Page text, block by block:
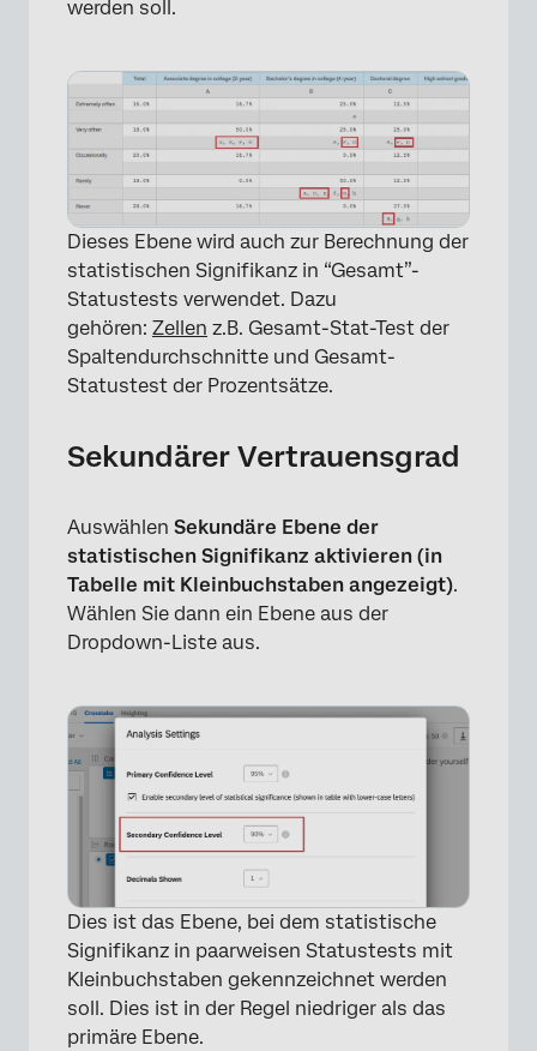
werden soll.
×
Dieses Ebene wird auch zur Berechnung der
statistischen Signifikanz in “Gesamt”-
Statustests verwendet. Dazu
gehören: Zellen z.B. Gesamt-Stat-Test der
Spaltendurchschnitte und Gesamt-
Statustest der Prozentsätze.
Sekundärer Vertrauensgrad
Auswählen Sekundäre Ebene der
statistischen Signifikanz aktivieren (in
Tabelle mit Kleinbuchstaben angezeigt).
Wählen Sie dann ein Ebene aus der
Dropdown-Liste aus.
Dies ist das Ebene, bei dem statistische
Signifikanz in paarweisen Statustests mit
Kleinbuchstaben gekennzeichnet werden
soll. Dies ist in der Regel niedriger als das
primäre Ebene.